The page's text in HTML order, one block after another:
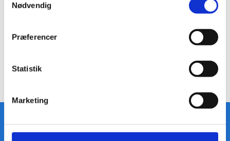
Nødvendig
Præferencer
Statistik
Marketing
Skorstensfejermester Orla Hansen​